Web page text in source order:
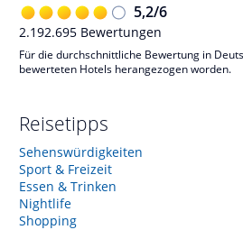
5,2/6
2.192.695 Bewertungen
Für die durchschnittliche Bewertung in
bewerteten Hotels herangezogen worden.
Reisetipps
Sehenswürdigkeiten
Sport & Freizeit
Essen & Trinken
Nightlife
Shopping